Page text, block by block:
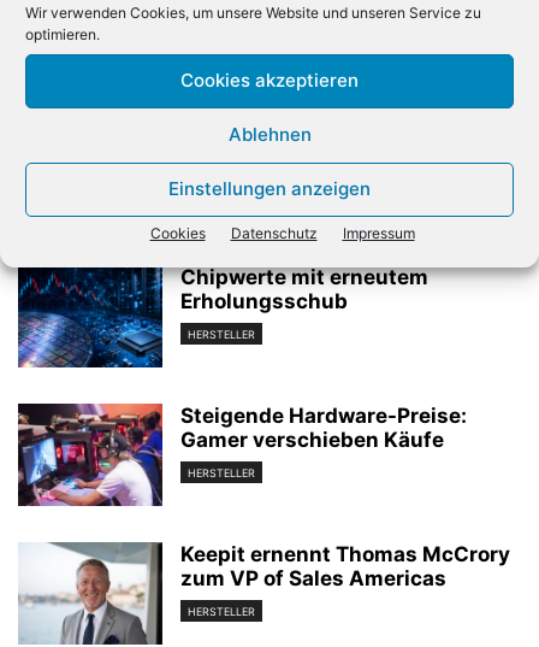
Wir verwenden Cookies, um unsere Website und unseren Service zu
optimieren.
Cookies akzeptieren
Ablehnen
Einstellungen anzeigen
Cookies Datenschutz Impressum
Verwandte Artikel
Chipwerte mit erneutem
Erholungsschub
HERSTELLER
Steigende Hardware-Preise:
Gamer verschieben Käufe
HERSTELLER
Keepit ernennt Thomas McCrory
zum VP of Sales Americas
HERSTELLER